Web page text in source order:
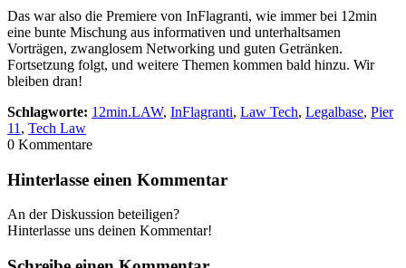
Das war also die Premiere von InFlagranti, wie immer bei 12min
eine bunte Mischung aus informativen und unterhaltsamen
Vorträgen, zwanglosem Networking und guten Getränken.
Fortsetzung folgt, und weitere Themen kommen bald hinzu. Wir
bleiben dran!
Schlagworte: 12min.LAW, InFlagranti, Law Tech, Legalbase, Pier
11 , Tech Law
0 Kommentare
Hinterlasse einen Kommentar
An der Diskussion beteiligen?
Hinterlasse uns deinen Kommentar!